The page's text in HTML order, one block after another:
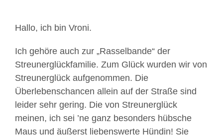
Hallo, ich bin Vroni.
Ich gehöre auch zur „Rasselbande“ der
Streunerglückfamilie. Zum Glück wurden wir von
Streunerglück aufgenommen. Die
Überlebenschancen allein auf der Straße sind
leider sehr gering. Die von Streunerglück
meinen, ich sei ’ne ganz besonders hübsche
Maus und äußerst liebenswerte Hündin! Sie